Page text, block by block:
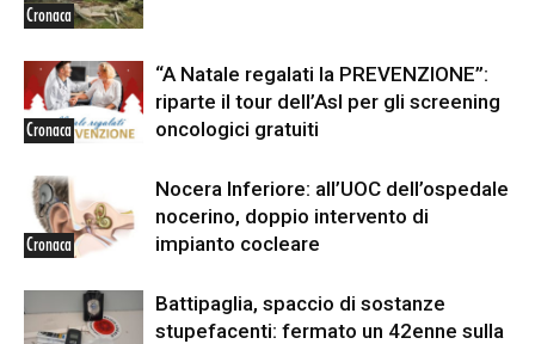
Cronaca
Cronaca
“A Natale regalati la PREVENZIONE”:
riparte il tour dell’Asl per gli screening
oncologici gratuiti
Cronaca
Nocera Inferiore: all’UOC dell’ospedale
nocerino, doppio intervento di
impianto cocleare
Battipaglia, spaccio di sostanze
stupefacenti: fermato un 42enne sulla